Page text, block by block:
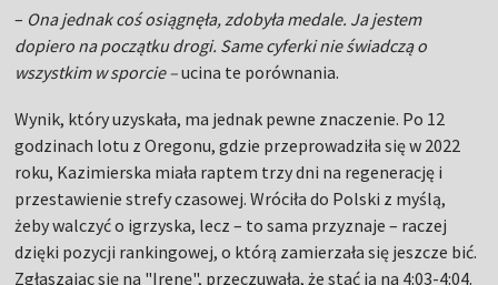
– Ona jednak coś osiągnęła, zdobyła medale. Ja jestem
dopiero na początku drogi. Same cyferki nie świadczą o
wszystkim w sporcie –ucina te porównania.
Wynik, który uzyskała, ma jednak pewne znaczenie. Po 12
godzinach lotu z Oregonu, gdzie przeprowadziła się w 2022
roku, Kazimierska miała raptem trzy dni na regenerację i
przestawienie strefy czasowej. Wróciła do Polski z myślą,
żeby walczyć o igrzyska, lecz – to sama przyznaje – raczej
dzięki pozycji rankingowej, o którą zamierzała się jeszcze bić.
Zgłaszając się na "Irenę", przeczuwała, że stać ją na 4:03-4:04.